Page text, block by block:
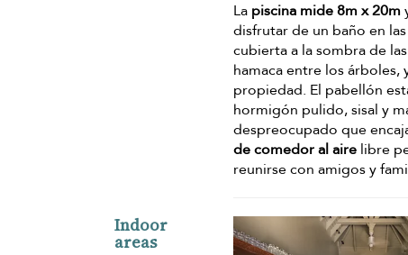
La piscina mide 8m x 20m
disfrutar de un baño en
cubierta a la sombra de
hamaca entre los
propiedad. El pabellón
hormigón pulido, sisal y
despreocupado que
de comedor al aire libre
reunirse con amigos y
Indoor
areas